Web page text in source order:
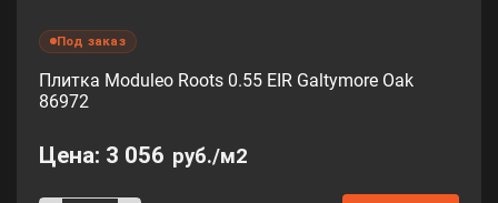
Под заказ
Плитка Moduleo Roots 0.55 EIR Galtymore Oak
86972
Цена: 3 056 руб./м2